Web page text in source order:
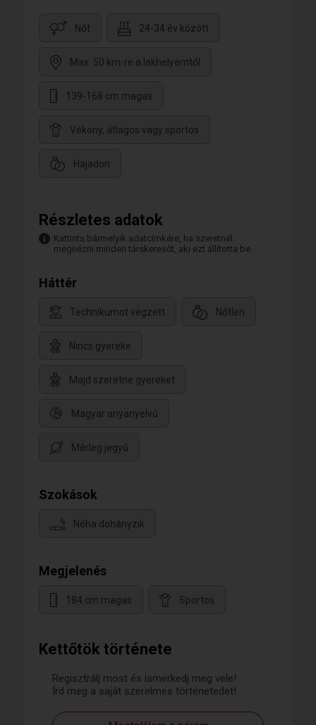
Kettőtök története
Regisztrálj most és ismerkedj meg vele!
Írd meg a saját szerelmes történetedet!
Nőt 24-34 év között
Max. 50 km-re a lakhelyemtől
139-168 cm magas
Vékony, átlagos vagy sportos
Hajadon
Részletes adatok
Kattints bármelyik adatcímkére, ha szeretnél
megnézni minden társkeresőt, aki ezt állította be.
Háttér
Technikumot végzett Nőtlen
Nincs gyereke
Majd szeretne gyereket
Magyar anyanyelvű
Mérleg jegyű
Szokások
Néha dohányzik
Megjelenés
184 cm magas Sportos